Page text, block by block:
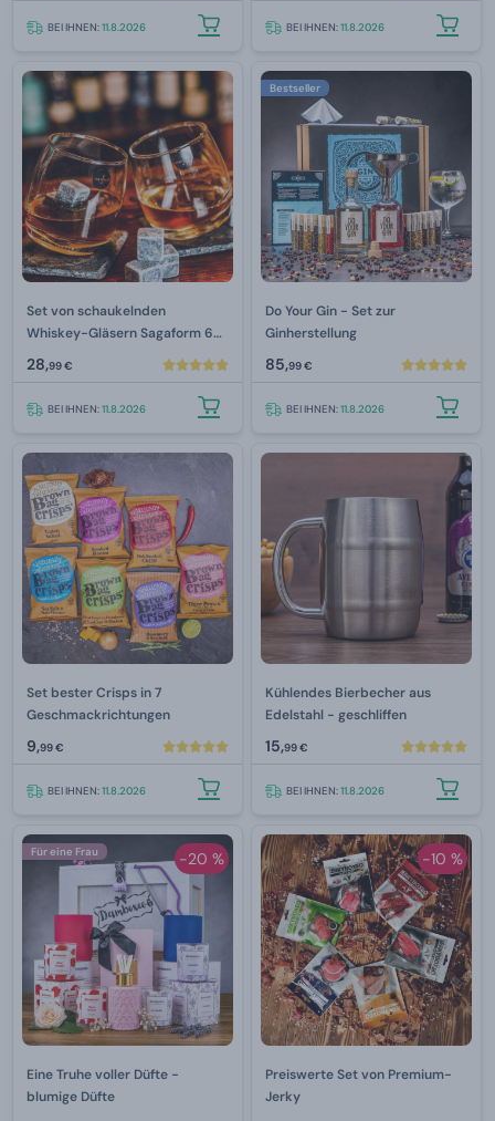
BEI IHNEN:11.8.2026 BEI IHNEN:11.8.2026
Set von schaukelnden
Whiskey-Gläsern Sagaform 6
Stck.
28,99 €
BEI IHNEN:11.8.2026
Bestseller
Do Your Gin - Set zur
Ginherstellung
85,99 €
BEI IHNEN:11.8.2026
Set bester Crisps in 7
Geschmackrichtungen
9,99 €
BEI IHNEN:11.8.2026
Kühlendes Bierbecher aus
Edelstahl - geschliffen
15,99 €
BEI IHNEN:11.8.2026
-20 %
Für eine Frau
Eine Truhe voller Düfte -
blumige Düfte
-10 %
Preiswerte Set von Premium-
Jerky